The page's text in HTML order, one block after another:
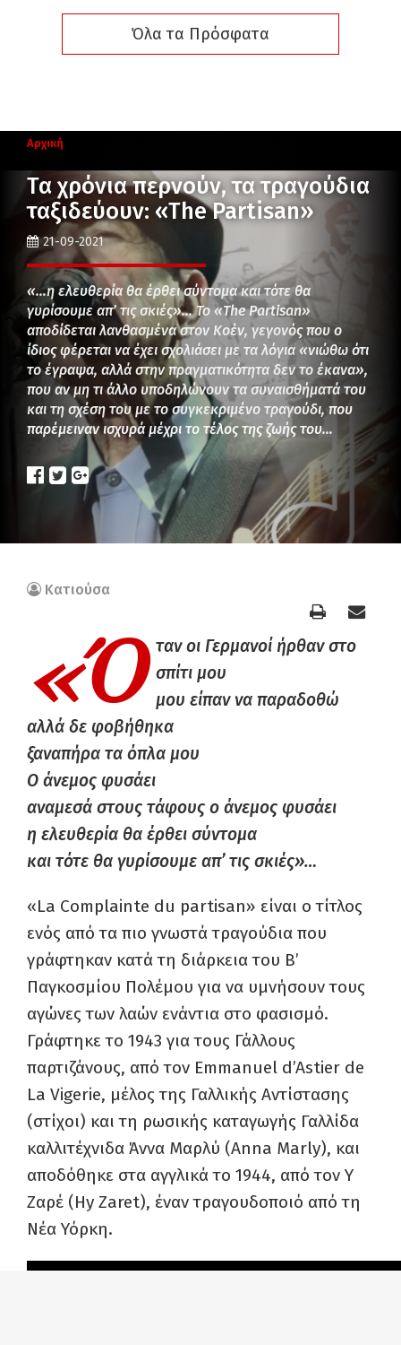
Όλα τα Πρόσφατα
Αρχική
Τα χρόνια περνούν, τα τραγούδια
ταξιδεύουν: «The Partisan»
21-09-2021
«…η ελευθερία θα έρθει σύντομα και τότε θα
γυρίσουμε απ’ τις σκιές»… Το «The Partisan»
αποδίδεται λανθασμένα στον Κοέν, γεγονός που ο
ίδιος φέρεται να έχει σχολιάσει με τα λόγια «νιώθω ότι
το έγραψα, αλλά στην πραγματικότητα δεν το έκανα»,
που αν μη τι άλλο υποδηλώνουν τα συναισθήματά του
και τη σχέση του με το συγκεκριμένο τραγούδι, που
παρέμειναν ισχυρά μέχρι το τέλος της ζωής του…
Κατιούσα
«Ό
ταν οι Γερμανοί ήρθαν στο
σπίτι μου
μου είπαν να παραδοθώ
αλλά δε φοβήθηκα
ξαναπήρα τα όπλα μου
Ο άνεμος φυσάει
αναμεσά στους τάφους ο άνεμος φυσάει
η ελευθερία θα έρθει σύντομα
και τότε θα γυρίσουμε απ’ τις σκιές»…
«La Complainte du partisan» είναι ο τίτλος
ενός από τα πιο γνωστά τραγούδια που
γράφτηκαν κατά τη διάρκεια του Β’
Παγκοσμίου Πολέμου για να υμνήσουν τους
αγώνες των λαών ενάντια στο φασισμό.
Γράφτηκε το 1943 για τους Γάλλους
παρτιζάνους, από τον Emmanuel d’Astier de
La Vigerie, μέλος της Γαλλικής Αντίστασης
(στίχοι) και τη ρωσικής καταγωγής Γαλλίδα
καλλιτέχνιδα Άννα Μαρλύ (Anna Marly), και
αποδόθηκε στα αγγλικά το 1944, από τον Υ
Ζαρέ (Hy Zaret), έναν τραγουδοποιό από τη
Νέα Υόρκη.